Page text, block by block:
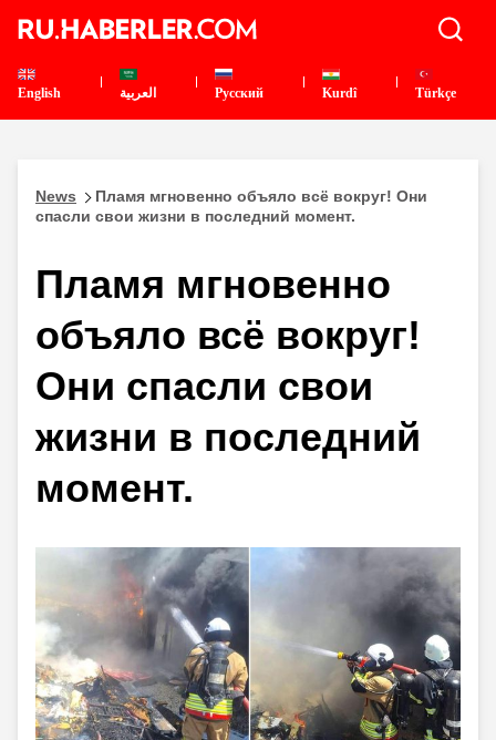
English العربية Pусский Kurdî Türkçe
News
Пламя мгновенно объяло всё вокруг! Они
спасли свои жизни в последний момент.
Пламя мгновенно
объяло всё вокруг!
Они спасли свои
жизни в последний
момент.